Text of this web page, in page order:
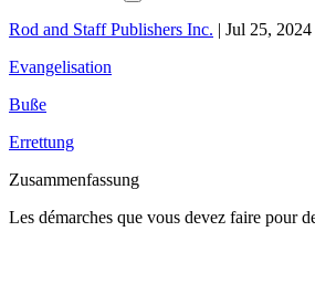
Rod and Staff Publishers Inc. | Jul 25, 2024
Evangelisation
Buße
Errettung
Zusammenfassung
Les démarches que vous devez faire pour